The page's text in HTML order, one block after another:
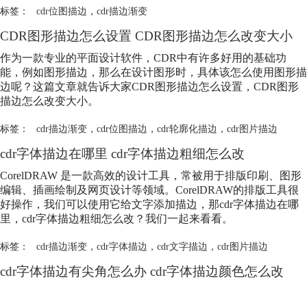
标签： cdr位图描边 ， cdr描边渐变
CDR图形描边怎么设置 CDR图形描边怎么改变大小
作为一款专业的平面设计软件，CDR中有许多好用的基础功
能，例如图形描边，那么在设计图形时，具体该怎么使用图形描
边呢？这篇文章就告诉大家CDR图形描边怎么设置，CDR图形
描边怎么改变大小。
标签： cdr描边渐变， cdr位图描边 ， cdr轮廓化描边 ， cdr图片描边
cdr字体描边在哪里 cdr字体描边粗细怎么改
CorelDRAW 是一款高效的设计工具，常被用于排版印刷、图形
编辑、插画绘制及网页设计等领域。CorelDRAW的排版工具很
好操作，我们可以使用它给文字添加描边，那cdr字体描边在哪
里，cdr字体描边粗细怎么改？我们一起来看看。
标签： cdr描边渐变， cdr字体描边 ， cdr文字描边 ， cdr图片描边
cdr字体描边有尖角怎么办 cdr字体描边颜色怎么改